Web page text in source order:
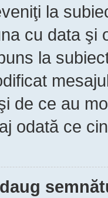
la
cu data şi
la
de ce au
odată ce